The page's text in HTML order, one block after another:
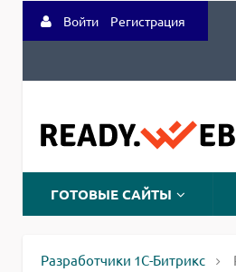
Войти Регистрация
ГОТОВЫЕ САЙТЫ
Разработчики 1С-Битрикс